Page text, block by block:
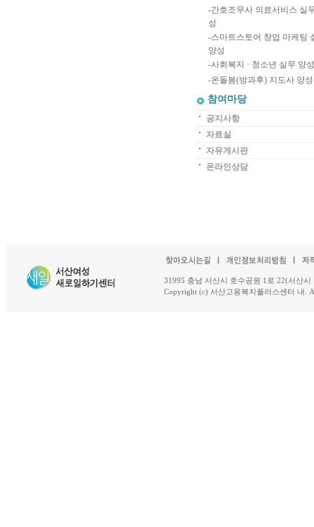
-간호조무사 의료서비스 실
성
-스마트스토어 창업 마케팅
양성
-사회복지 · 청소년 실무 양성
-온돌봄(방과후) 지도사 양성
참여마당
공지사항
자료실
자유게시판
온라인상담
31995 충남 서산시 호수공원 1로 22(서산
Copyright (c) 서산고용복지플러스센터 내.